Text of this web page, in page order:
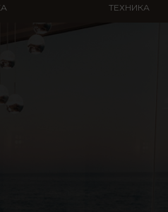
ТЕХНИКА